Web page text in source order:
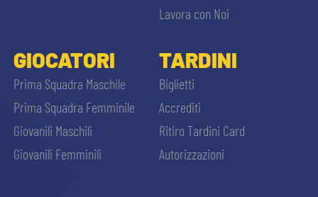
Lavora con Noi
GIOCATORI
Prima Squadra Maschile
Prima Squadra Femminile
Giovanili Maschili
Giovanili Femminili
TARDINI
Biglietti
Accrediti
Ritiro Tardini Card
Autorizzazioni